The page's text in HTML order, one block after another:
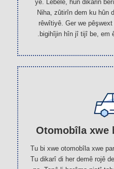
ye. Lêbelê, hûn dikarin
Niha, zûtirîn dem ku hûn
rêwîtiyê. Ger we
bigihîjin hîn jî tijî be, em
Otomobîla xwe
Tu bi xwe otomobîla xwe
Tu dikarî di her demê rojê